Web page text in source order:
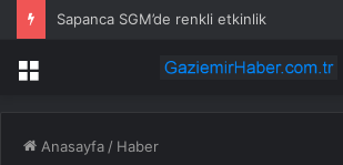
Sapanca SGM’de renkli etkinlik
Menü
Anasayfa / Haber